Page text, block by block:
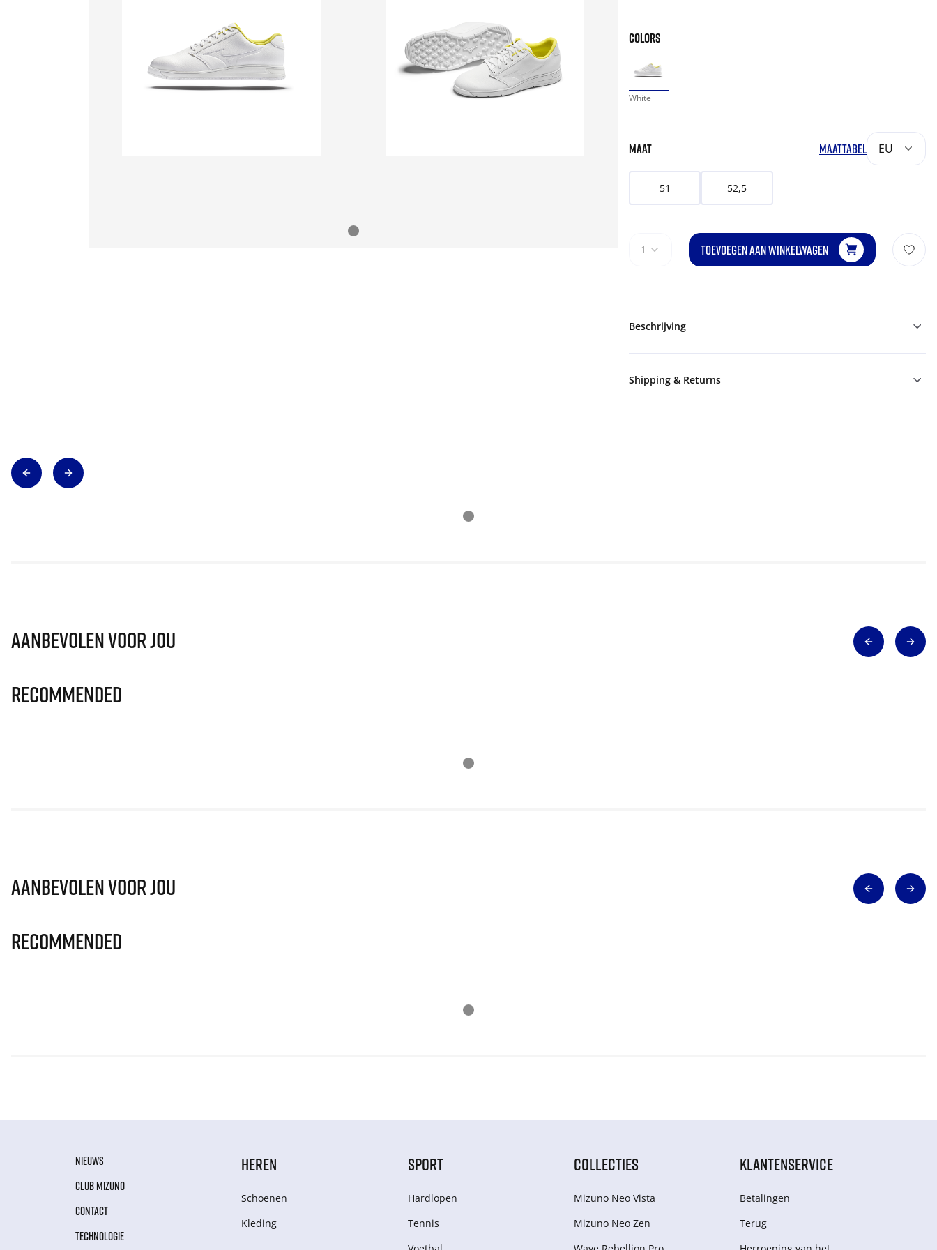
COLORS
White
MAAT MAATTABEL EU
51 52,5
1 TOEVOEGEN AAN WINKELWAGEN
Beschrijving
Shipping & Returns
Aanbevolen voor jou
Recommended
Aanbevolen voor jou
Recommended
NIEUWS
CLUB MIZUNO
CONTACT
TECHNOLOGIE
HEREN
Schoenen
Kleding
SPORT
Hardlopen
Tennis
COLLECTIES
Mizuno Neo Vista
Mizuno Neo Zen
KLANTENSERVICE
Betalingen
Terug